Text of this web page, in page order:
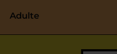
Adulte